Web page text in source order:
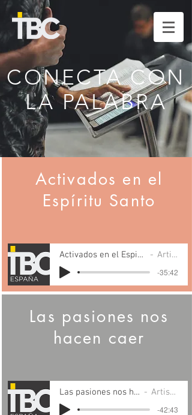
CONECTA CON
LA PALABRA
Activados en el
Espíritu Santo
Activados en el Espirito-Raquel Rodrigue Artist Name
-35:42
Las pasiones nos
hacen caer
Las pasiones nos hacen caer ok Artist Name
-42:43